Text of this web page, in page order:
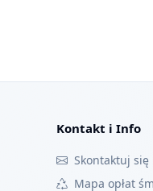
Kontakt i Info
Skontaktuj się
Mapa opłat